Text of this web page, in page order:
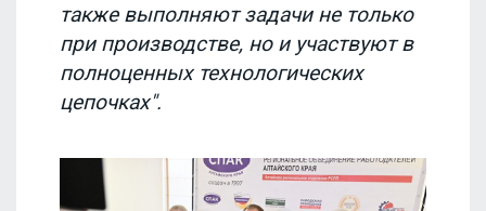
также выполняют задачи не только
при производстве, но и участвуют в
полноценных технологических
цепочках".